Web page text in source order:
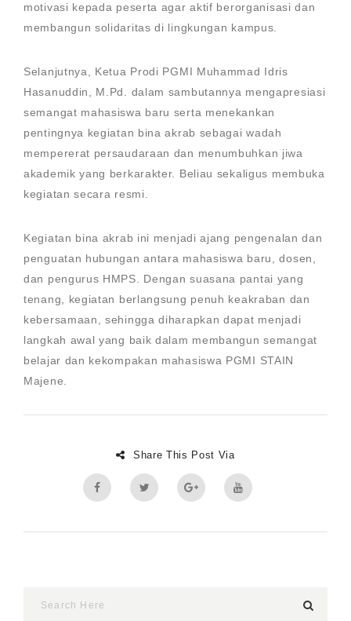
motivasi kepada peserta agar aktif berorganisasi dan
membangun solidaritas di lingkungan kampus.
Selanjutnya, Ketua Prodi PGMI Muhammad Idris
Hasanuddin, M.Pd. dalam sambutannya mengapresiasi
semangat mahasiswa baru serta menekankan
pentingnya kegiatan bina akrab sebagai wadah
mempererat persaudaraan dan menumbuhkan jiwa
akademik yang berkarakter. Beliau sekaligus membuka
kegiatan secara resmi.
Kegiatan bina akrab ini menjadi ajang pengenalan dan
penguatan hubungan antara mahasiswa baru, dosen,
dan pengurus HMPS. Dengan suasana pantai yang
tenang, kegiatan berlangsung penuh keakraban dan
kebersamaan, sehingga diharapkan dapat menjadi
langkah awal yang baik dalam membangun semangat
belajar dan kekompakan mahasiswa PGMI STAIN
Majene.
Share This Post Via